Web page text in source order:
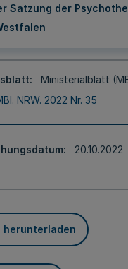
Satzung der
Ministerialblatt
NRW. 2022 Nr. 35
20.10.2022
herunterladen